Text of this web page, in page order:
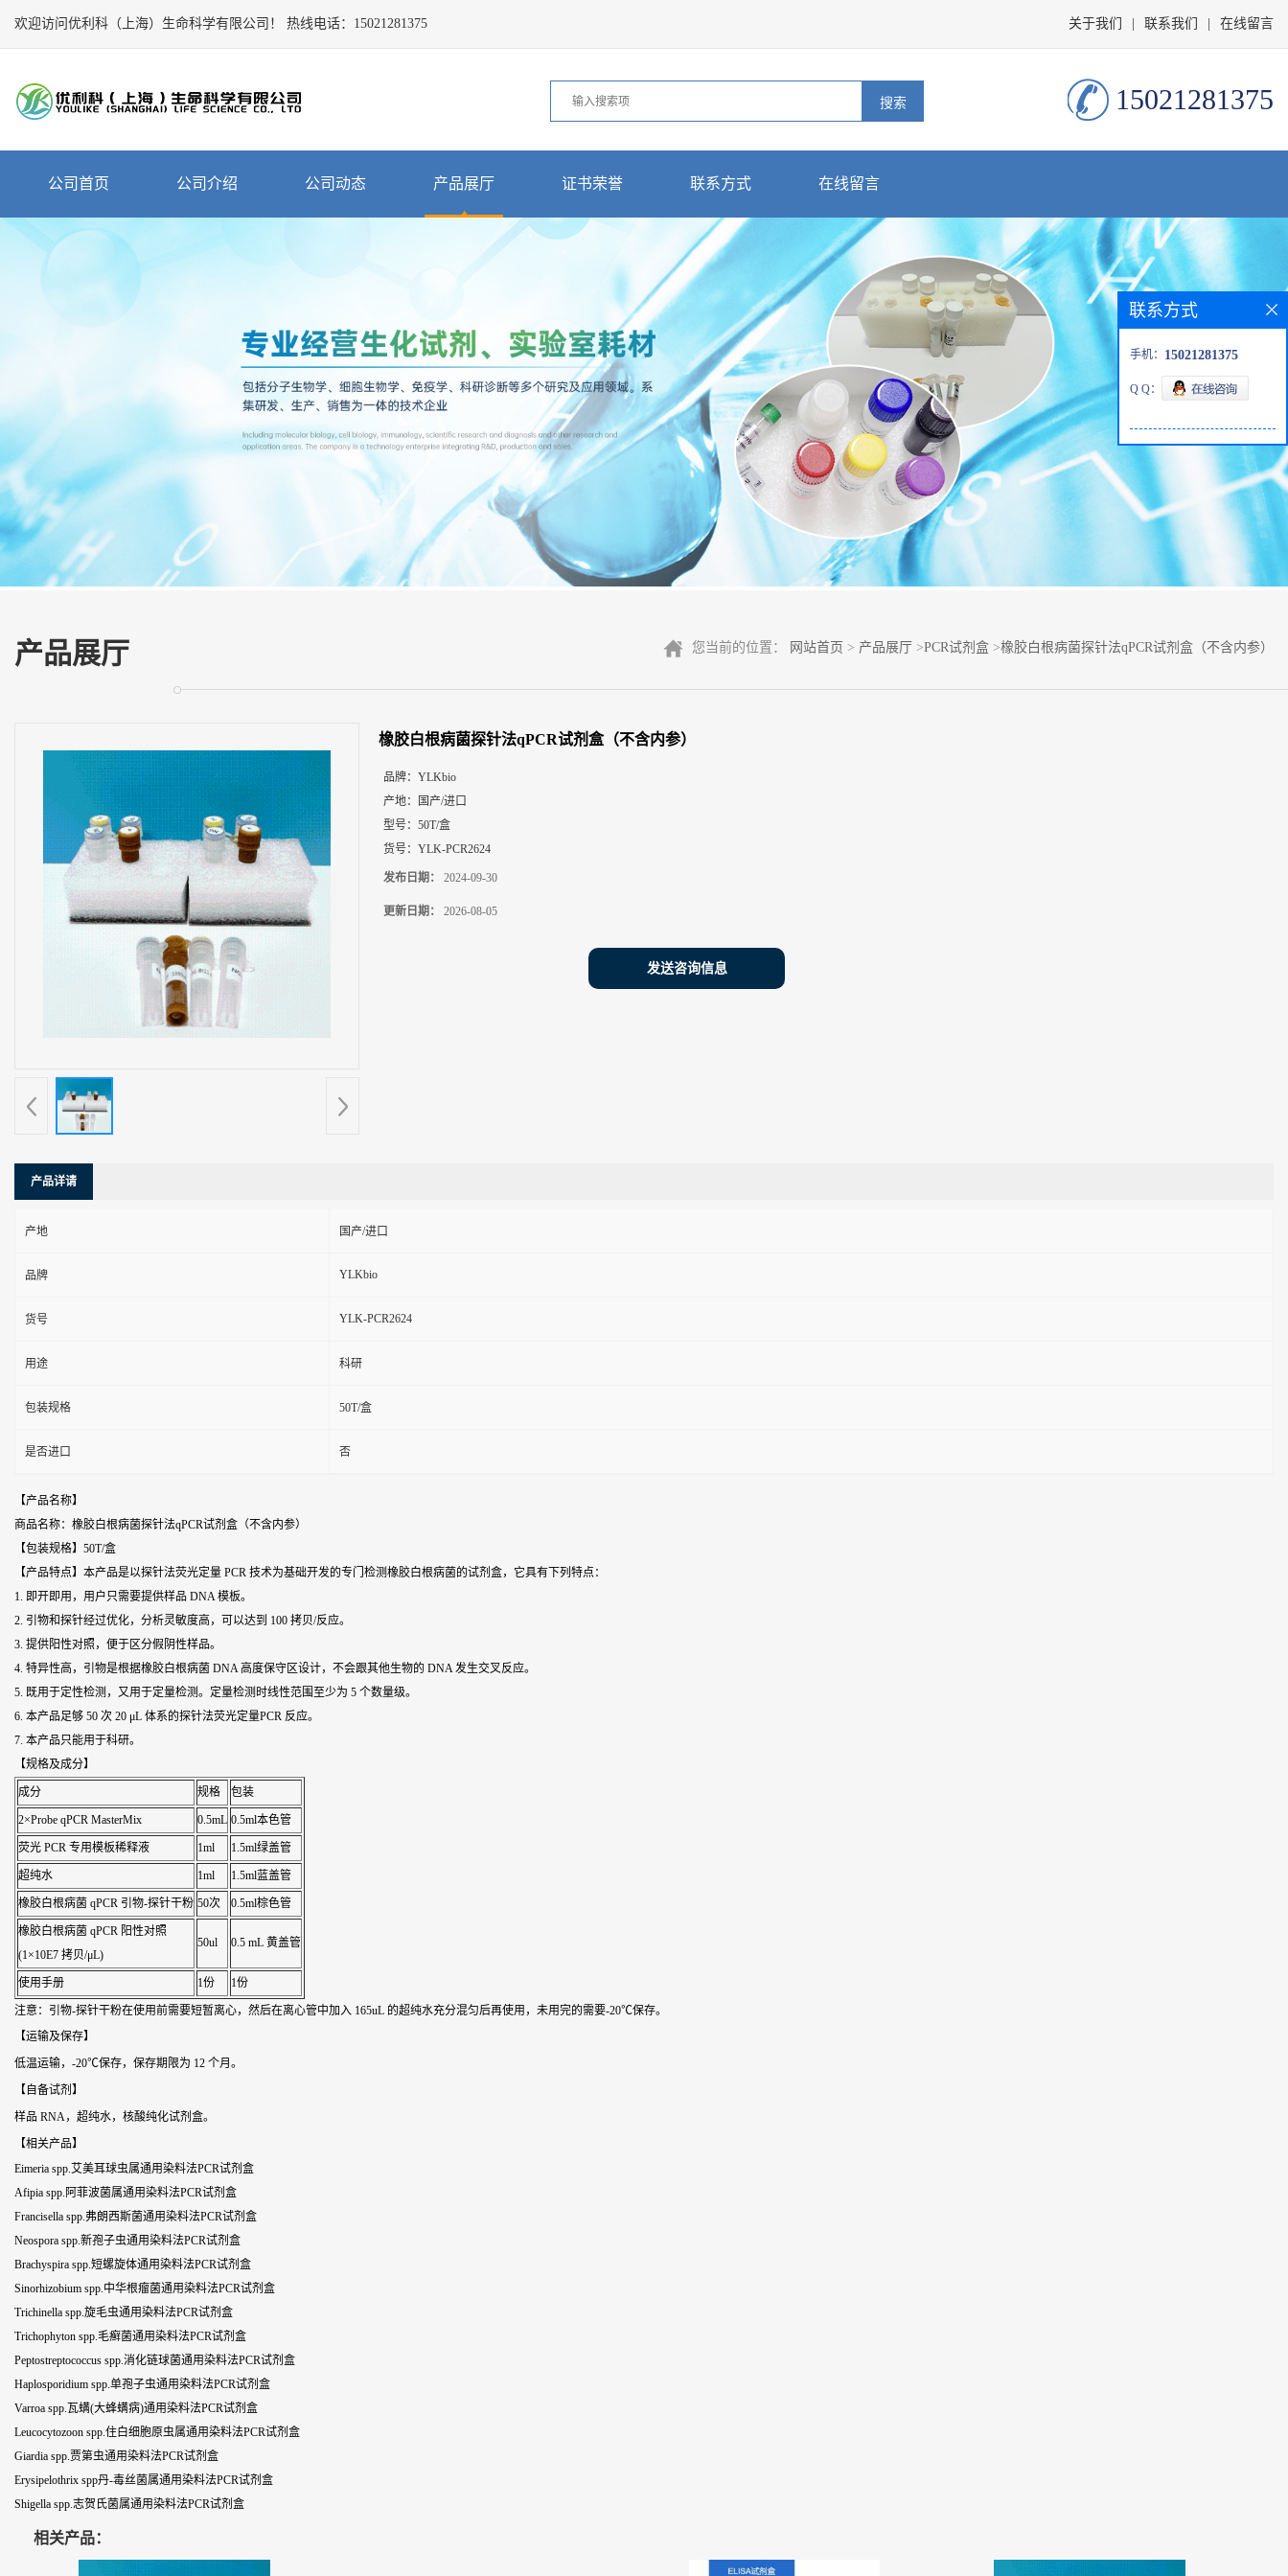
欢迎访问优利科（上海）生命科学有限公司！ 热线电话： 15021281375 关于我们 联系我们 在线留言
15021281375
Close
司
首
介
绍
证
书
荣
誉
方
式
公司首页 公司介绍 公司动态 产品展厅 证书荣誉 联系方式 在线留言
产品展厅 您当前的位置： 网站首页 > 产品展厅 >PCR试剂盒 >橡胶白根病菌探针法qPCR试剂盒（不含内参）
橡胶白根病菌探针法qPCR试剂盒（不含内参）
品牌： YLKbio
产地：
国产/进口
型号： 50T/盒
货号： YLK-PCR2624
发布日期： 2024-09-30
更新日期： 2026-08-05
发送咨询信息
产品详请
产地 国产/进口
品牌 YLKbio
货号 YLK-PCR2624
用途 科研
包装规格 50T/盒
是否进口 否
【产品名称】
商品名称：橡胶白根病菌探针法qPCR试剂盒（不含内参）
【包装规格】50T/盒
【产品特点】本产品是以探针法荧光定量 PCR 技术为基础开发的专门检测橡胶白根病菌的试剂盒，它具有下列特点：
1. 即开即用，用户只需要提供样品 DNA 模板。
2. 引物和探针经过优化，分析灵敏度高，可以达到 100 拷贝/反应。
3. 提供阳性对照，便于区分假阴性样品。
4. 特异性高，引物是根据橡胶白根病菌 DNA 高度保守区设计，不会跟其他生物的 DNA 发生交叉反应。
5. 既用于定性检测，又用于定量检测。定量检测时线性范围至少为 5 个数量级。
6. 本产品足够 50 次 20 μL 体系的探针法荧光定量PCR 反应。
7. 本产品只能用于科研。
【规格及成分】
成分 规格 包装
2×Probe qPCR MasterMix 0.5mL 0.5ml本色管
荧光 PCR 专用模板稀释液 1ml 1.5ml绿盖管
超纯水 1ml 1.5ml蓝盖管
橡胶白根病菌 qPCR 引物-探针干粉 50次 0.5ml棕色管
橡胶白根病菌 qPCR 阳性对照
(1×10E7 拷贝/μL)
50ul 0.5 mL 黄盖管
使用手册 1份 1份
注意：引物-探针干粉在使用前需要短暂离心，然后在离心管中加入 165uL 的超纯水充分混匀后再使用，未用完的需要-20℃保存。
【运输及保存】
低温运输，-20℃保存，保存期限为 12 个月。
【自备试剂】
样品 RNA，超纯水，核酸纯化试剂盒。
【相关产品】
Eimeria spp.艾美耳球虫属通用染料法PCR试剂盒
Afipia spp.阿菲波菌属通用染料法PCR试剂盒
Francisella spp.弗朗西斯菌通用染料法PCR试剂盒
Neospora spp.新孢子虫通用染料法PCR试剂盒
Brachyspira spp.短螺旋体通用染料法PCR试剂盒
Sinorhizobium spp.中华根瘤菌通用染料法PCR试剂盒
Trichinella spp.旋毛虫通用染料法PCR试剂盒
Trichophyton spp.毛癣菌通用染料法PCR试剂盒
Peptostreptococcus spp.消化链球菌通用染料法PCR试剂盒
Haplosporidium spp.单孢子虫通用染料法PCR试剂盒
Varroa spp.瓦螨(大蜂螨病)通用染料法PCR试剂盒
Leucocytozoon spp.住白细胞原虫属通用染料法PCR试剂盒
Giardia spp.贾第虫通用染料法PCR试剂盒
Erysipelothrix spp丹-毒丝菌属通用染料法PCR试剂盒
Shigella spp.志贺氏菌属通用染料法PCR试剂盒
相关产品：
联系方式
手机： 15021281375
Q Q：